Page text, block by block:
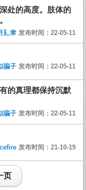
处的高度。肢体的
廴聿 发布时间：22-05-11
骗子 发布时间：22-05-11
的真理都保持沉默
骗子 发布时间：22-05-11
发布时间：21-10-19
页